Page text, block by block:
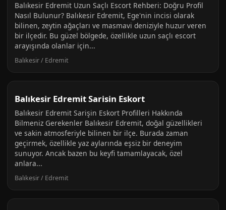
Balıkesir Edremit Uzun Saçlı Escort Rehberi: Doğru Profil
Nasıl Bulunur? Balıkesir Edremit, Ege'nin incisi olarak
bilinen, zeytin ağaçları ve masmavi deniziyle huzur veren
bir ilçedir. Bu güzel bölgede, özellikle uzun saçlı escort
arayışında olanlar için...
Balıkesir / Edremit
Balıkesir Edremit Sarisin Eskort
Balıkesir Edremit Sarişin Eskort Profilleri Hakkında
Bilmeniz Gerekenler Balıkesir Edremit, doğal güzellikleri
ve sakin atmosferiyle bilinen bir ilçe. Burada zaman
geçirmek, özellikle yaz aylarında eşsiz bir deneyim
sunuyor. Ancak bazen bu keyfi tamamlayacak, özel
anlara...
Balıkesir / Edremit